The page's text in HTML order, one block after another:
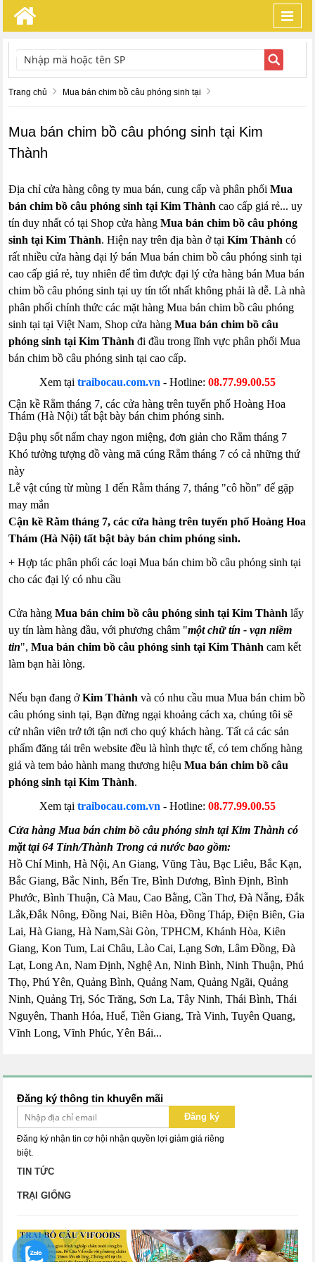
TÌM KIẾM
Trang chủ Mua bán chim bồ câu phóng sinh tại
Mua bán chim bồ câu phóng sinh tại Kim
Thành
Địa chỉ cửa hàng công ty mua bán, cung cấp và phân phốiMua
bán chim bồ câu phóng sinh tại Kim Thành cao cấp giá rẻ... uy
tín duy nhất có tại Shop cửa hàngMua bán chim bồ câu phóng
sinh tại Kim Thành. Hiện nay trên địa bàn ở tạiKim Thành có
rất nhiều cửa hàng đại lý bán Mua bán chim bồ câu phóng sinh tại
cao cấp giá rẻ, tuy nhiên để tìm được đại lý cửa hàng bán Mua bán
chim bồ câu phóng sinh tại uy tín tốt nhất không phải là dễ. Là nhà
phân phối chính thức các mặt hàng Mua bán chim bồ câu phóng
sinh tại tại Việt Nam, Shop cửa hàngMua bán chim bồ câu
phóng sinh tại Kim Thành đi đầu trong lĩnh vực phân phối Mua
bán chim bồ câu phóng sinh tại cao cấp.
Xem tại traibocau.com.vn - Hotline: 08.77.99.00.55
Cận kề Rằm tháng 7, các cửa hàng trên tuyến phố Hoàng Hoa
Thám (Hà Nội) tất bật bày bán chim phóng sinh.
Đậu phụ sốt nấm chay ngon miệng, đơn giản cho Rằm tháng 7
Khó tưởng tượng đồ vàng mã cúng Rằm tháng 7 có cả những thứ
này
Lễ vật cúng từ mùng 1 đến Rằm tháng 7, tháng "cô hồn" để gặp
may mắn
Cận kề Rằm tháng 7, các cửa hàng trên tuyến phố Hoàng Hoa
Thám (Hà Nội) tất bật bày bán chim phóng sinh.
+ Hợp tác phân phối các loại Mua bán chim bồ câu phóng sinh tại
cho các đại lý có nhu cầu
Cửa hàngMua bán chim bồ câu phóng sinh tại Kim Thành lấy
uy tín làm hàng đầu, với phương châm "một chữ tín - vạn niềm
tin",Mua bán chim bồ câu phóng sinh tại Kim Thành cam kết
làm bạn hài lòng.
Nếu bạn đang ởKim Thành và có nhu cầu mua Mua bán chim bồ
câu phóng sinh tại, Bạn đừng ngại khoảng cách xa, chúng tôi sẽ
cử nhân viên trở tới tận nơi cho quý khách hàng. Tất cả các sản
phẩm đăng tải trên website đều là hình thực tế, có tem chống hàng
giả và tem bảo hành mang thương hiệuMua bán chim bồ câu
phóng sinh tại Kim Thành.
Xem tại traibocau.com.vn - Hotline: 08.77.99.00.55
Cửa hàng Mua bán chim bồ câu phóng sinh tại Kim Thành có
mặt tại 64 Tỉnh/Thành Trong cả nước bao gồm:
Hồ Chí Minh, Hà Nội, An Giang, Vũng Tàu, Bạc Liêu, Bắc Kạn,
Bắc Giang, Bắc Ninh, Bến Tre, Bình Dương, Bình Định, Bình
Phước, Bình Thuận, Cà Mau, Cao Bằng, Cần Thơ, Đà Nẵng, Đắk
Lắk,Đắk Nông, Đồng Nai, Biên Hòa, Đồng Tháp, Điện Biên, Gia
Lai, Hà Giang, Hà Nam,Sài Gòn, TPHCM, Khánh Hòa, Kiên
Giang, Kon Tum, Lai Châu, Lào Cai, Lạng Sơn, Lâm Đồng, Đà
Lạt, Long An, Nam Định, Nghệ An, Ninh Bình, Ninh Thuận, Phú
Thọ, Phú Yên, Quảng Bình, Quảng Nam, Quảng Ngãi, Quảng
Ninh, Quảng Trị, Sóc Trăng, Sơn La, Tây Ninh, Thái Bình, Thái
Nguyên, Thanh Hóa, Huế, Tiền Giang, Trà Vinh, Tuyên Quang,
Vĩnh Long, Vĩnh Phúc, Yên Bái...
Đăng ký thông tin khuyến mãi
Đăng ký
Đăng ký nhận tin cơ hội nhận quyền lợi giảm giá riêng
biệt.
TIN TỨC
TRẠI GIỐNG